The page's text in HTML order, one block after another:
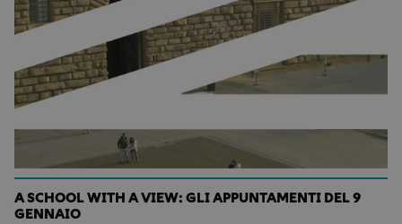
A SCHOOL WITH A VIEW: GLI APPUNTAMENTI DEL 9
GENNAIO